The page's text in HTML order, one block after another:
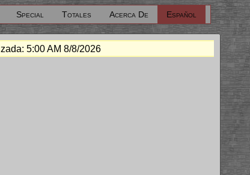
Special Totales Acerca De Español
5:00 AM 8/8/2026